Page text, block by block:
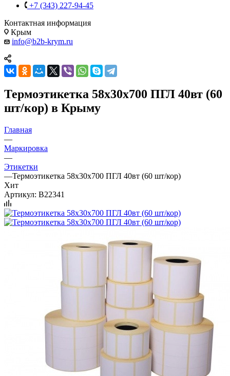
+7 (343) 227-94-45
Контактная информация
Крым
info@b2b-krym.ru
Термоэтикетка 58х30х700 ПГЛ 40вт (60
шт/кор) в Крыму
Главная
—
Маркировка
—
Этикетки
—Термоэтикетка 58х30х700 ПГЛ 40вт (60 шт/кор)
Хит
Артикул: B22341